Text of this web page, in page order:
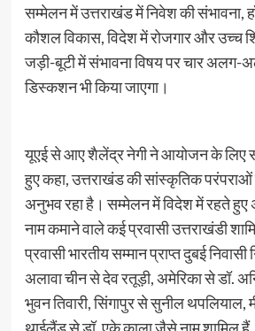
सम्मेलन में उत्तराखंड में निवेश की संभावना,
कौशल विकास, विदेश में रोजगार और उच्च
जड़ी-बूटी में संभावना विषय पर चार अलग-
डिस्कशन भी किया जाएगा।
यूएई से आए शैलेंद्र नेगी ने आयोजन के लिए
हुए कहा, उत्तराखंड की सांस्कृतिक परंपराओं
अनुभव रहा है। सम्मेलन में विदेश में रहते हुए
नाम कमाने वाले कई प्रवासी उत्तराखंडी
प्रवासी भारतीय सम्मान प्राप्त दुबई
अलावा चीन से देव रतूड़ी, अमेरिका से डॉ.
भुवन तिवारी, सिंगापुर से सुनील थपलियाल,